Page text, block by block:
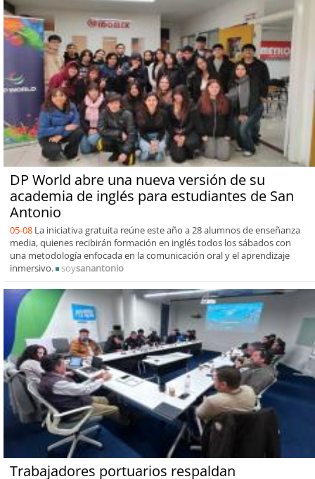
DP World abre una nueva versión de su
academia de inglés para estudiantes de San
Antonio
05-08 La iniciativa gratuita reúne este año a 28 alumnos de enseñanza
media, quienes recibirán formación en inglés todos los sábados con
una metodología enfocada en la comunicación oral y el aprendizaje
inmersivo.
soysanantonio
Trabajadores portuarios respaldan